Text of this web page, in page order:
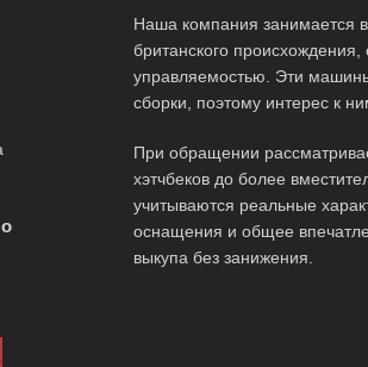
Наша компания занимается
британского
управляемостью. Эти
сборки, поэтому интерес к
При обращении
хэтчбеков до более
учитываются реальные
оснащения и общее
выкупа без занижения.